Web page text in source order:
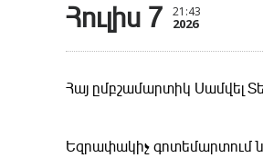
Հուլիս 7 21:43
2026
Հայ ըմբշամարտիկ Սամվել
Եզրափակիչ գոտեմարտում